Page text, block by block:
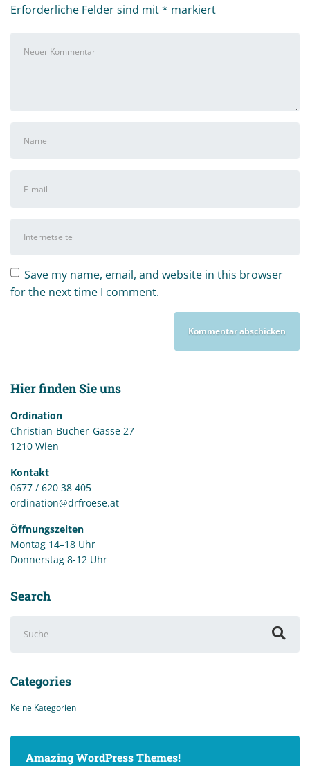
Erforderliche Felder sind mit* markiert
Kommentar*
und
Mail-
Save my name, email, and website in this browser
for the next time I comment.
Hier finden Sie uns
Ordination
Christian-Bucher-Gasse 27
1210 Wien
Kontakt
0677 / 620 38 405
ordination@drfroese.at
Öffnungszeiten
Montag 14–18 Uhr
Donnerstag 8-12 Uhr
Search
nach:
Categories
Keine Kategorien
Amazing WordPress Themes!